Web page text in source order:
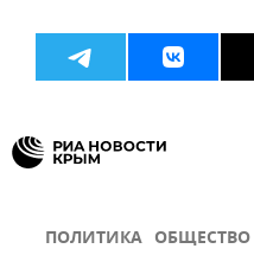
ПОЛИТИКА ОБЩЕСТВО